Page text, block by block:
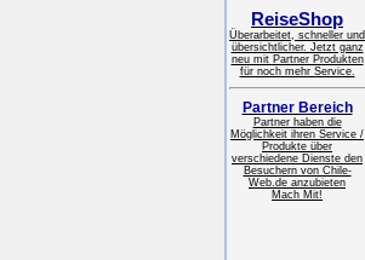
ReiseShop
Überarbeitet, schneller und
übersichtlicher. Jetzt ganz
neu mit Partner Produkten
für noch mehr Service.
Partner Bereich
Partner haben die
Möglichkeit ihren Service /
Produkte über
verschiedene Dienste den
Besuchern von Chile-
Web.de anzubieten
Mach Mit!